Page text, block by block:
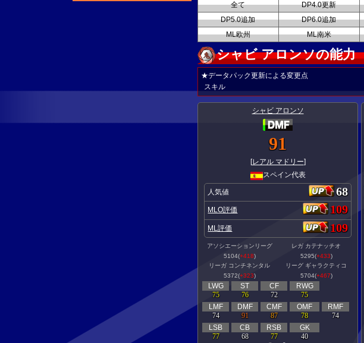
全て DP4.0更新
DP5.0追加
DP6.0追加
ML欧州
ML南米
シャビ アロンソの能力
★データパック更新による変更点
スキル
シャビ アロンソ
91
[レアル マドリー]
スペイン代表
人気値 68
MLO評価 109
ML評価 109
アソシエーションリーグ
レガ カテナッチオ
5104(+418) 5295(+433)
リーガ コンチネンタル
リーグ ギャラクティコ
5372(+323) 5704(+467)
LWG
75
ST
76
CF
72
RWG
75
LMF
74
DMF
91
CMF
87
OMF
78
RMF
74
LSB
77
CB
68
RSB
77
GK
40